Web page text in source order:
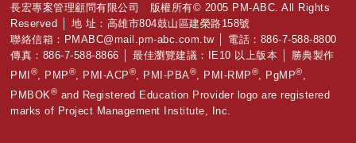
長宏專案管理顧問有限公司 版權所有© 2005 PM-ABC. All Rights
Reserved │ 地 址：高雄市804鼓山區建榮路158號
聯絡信箱： PMABC@mail.pm-abc.com.tw│ 電話：886-7-588-8800
傳真：886-7-588-8866 │ 最佳瀏覽建議：IE10 以上版本 │ 勝典製作
PMI ® , PMP® , PMI-ACP® , PMI-PBA® , PMI-RMP® , PgMP®
PMBOK® and Registered Education Provider logo are registered
marks of Project Management Institute, Inc.